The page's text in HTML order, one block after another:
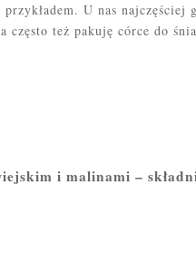
U nas najczęściej
często też pakuję córce do
i malinami –